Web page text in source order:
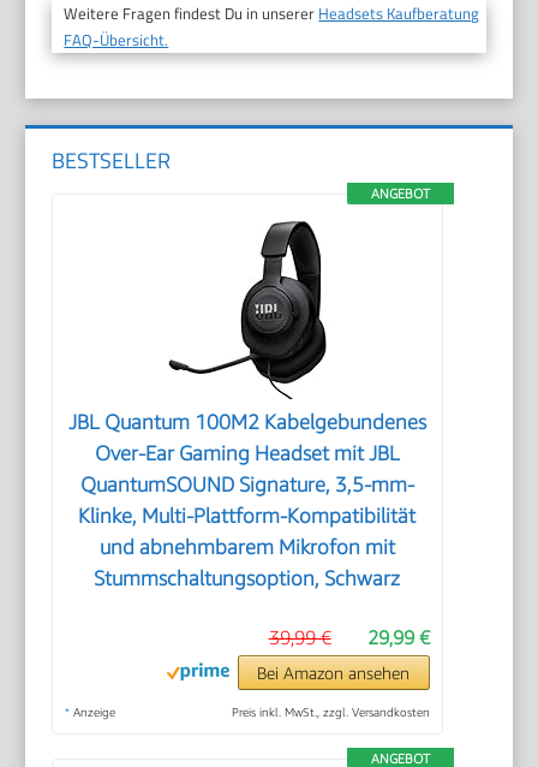
Weitere Fragen findest Du in unserer Headsets Kaufberatung
FAQ-Übersicht.
BESTSELLER
ANGEBOT
JBL Quantum 100M2 Kabelgebundenes
Over-Ear Gaming Headset mit JBL
QuantumSOUND Signature, 3,5-mm-
Klinke, Multi-Plattform-Kompatibilität
und abnehmbarem Mikrofon mit
Stummschaltungsoption, Schwarz
29,99 €
39,99 €
Bei Amazon ansehen
* Anzeige Preis inkl. MwSt., zzgl. Versandkosten
ANGEBOT